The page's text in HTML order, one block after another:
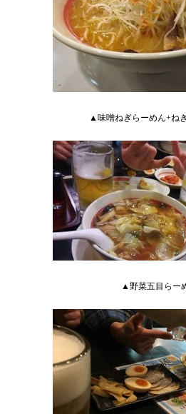
▲味噌ねぎらーめん+ね
▲野菜五目らー